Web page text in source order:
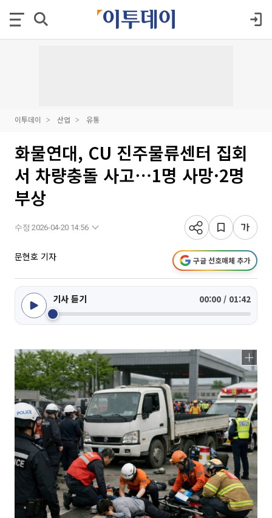
이투데이 산업 유통
화물연대, CU 진주물류센터 집회
서 차량충돌 사고⋯1명 사망·2명
부상
수정 2026-04-20 14:56
문현호 기자 구글 선호매체 추가
기사 듣기 00:00 / 01:42